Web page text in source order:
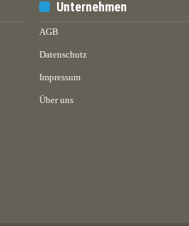
Unternehmen
AGB
Datenschutz
Impressum
Über uns